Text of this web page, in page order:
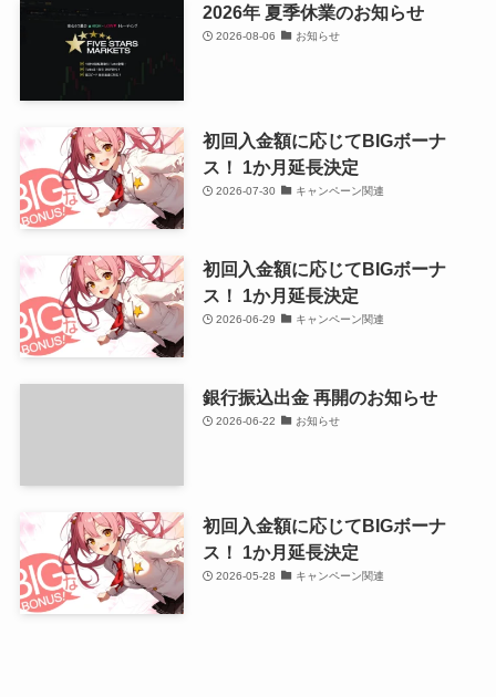
2026年 夏季休業のお知らせ
2026-08-06 お知らせ
初回入金額に応じてBIGボーナ
ス！ 1か月延長決定
2026-07-30 キャンペーン関連
初回入金額に応じてBIGボーナ
ス！ 1か月延長決定
2026-06-29 キャンペーン関連
銀行振込出金 再開のお知らせ
2026-06-22 お知らせ
初回入金額に応じてBIGボーナ
ス！ 1か月延長決定
2026-05-28 キャンペーン関連